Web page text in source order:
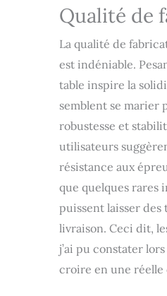
Qualité de
La qualité de
est indéniable.
table inspire la
semblent se marier
robustesse et
utilisateurs
résistance aux
que quelques rares
puissent laisser
livraison. Ceci dit,
j’ai pu constater
croire en une